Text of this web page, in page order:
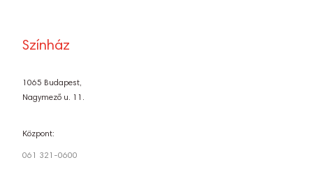
Színház
1065 Budapest,
Nagymező u. 11.
Központ:
061 321-0600